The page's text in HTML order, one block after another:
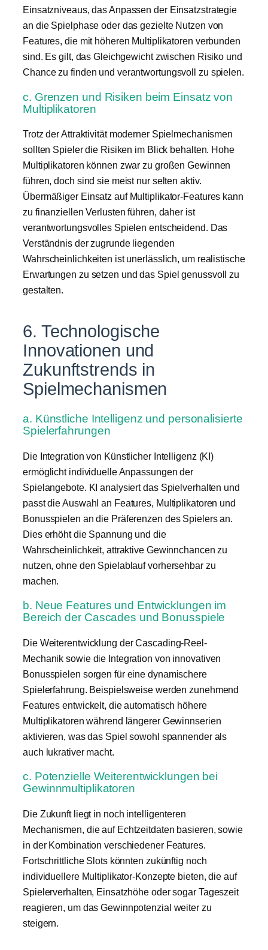
Einsatzniveaus, das Anpassen der Einsatzstrategie
an die Spielphase oder das gezielte Nutzen von
Features, die mit höheren Multiplikatoren verbunden
sind. Es gilt, das Gleichgewicht zwischen Risiko und
Chance zu finden und verantwortungsvoll zu spielen.
c. Grenzen und Risiken beim Einsatz von
Multiplikatoren
Trotz der Attraktivität moderner Spielmechanismen
sollten Spieler die Risiken im Blick behalten. Hohe
Multiplikatoren können zwar zu großen Gewinnen
führen, doch sind sie meist nur selten aktiv.
Übermäßiger Einsatz auf Multiplikator-Features kann
zu finanziellen Verlusten führen, daher ist
verantwortungsvolles Spielen entscheidend. Das
Verständnis der zugrunde liegenden
Wahrscheinlichkeiten ist unerlässlich, um realistische
Erwartungen zu setzen und das Spiel genussvoll zu
gestalten.
6. Technologische
Innovationen und
Zukunftstrends in
Spielmechanismen
a. Künstliche Intelligenz und personalisierte
Spielerfahrungen
Die Integration von Künstlicher Intelligenz (KI)
ermöglicht individuelle Anpassungen der
Spielangebote. KI analysiert das Spielverhalten und
passt die Auswahl an Features, Multiplikatoren und
Bonusspielen an die Präferenzen des Spielers an.
Dies erhöht die Spannung und die
Wahrscheinlichkeit, attraktive Gewinnchancen zu
nutzen, ohne den Spielablauf vorhersehbar zu
machen.
b. Neue Features und Entwicklungen im
Bereich der Cascades und Bonusspiele
Die Weiterentwicklung der Cascading-Reel-
Mechanik sowie die Integration von innovativen
Bonusspielen sorgen für eine dynamischere
Spielerfahrung. Beispielsweise werden zunehmend
Features entwickelt, die automatisch höhere
Multiplikatoren während längerer Gewinnserien
aktivieren, was das Spiel sowohl spannender als
auch lukrativer macht.
c. Potenzielle Weiterentwicklungen bei
Gewinnmultiplikatoren
Die Zukunft liegt in noch intelligenteren
Mechanismen, die auf Echtzeitdaten basieren, sowie
in der Kombination verschiedener Features.
Fortschrittliche Slots könnten zukünftig noch
individuellere Multiplikator-Konzepte bieten, die auf
Spielerverhalten, Einsatzhöhe oder sogar Tageszeit
reagieren, um das Gewinnpotenzial weiter zu
steigern.